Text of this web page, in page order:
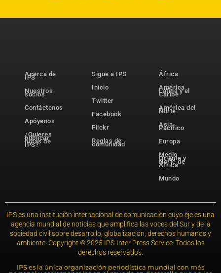
Acerca de
IPS
Nuestros
socios
Contáctenos
Apóyenos
¿Quieres
publicar
notas de
IPS?
Sigue a IPS
Inicio
Twitter
Facebook
Flickr
Reglas de
comunidad
África
América
Latina y el
Caribe
América del
Norte
Asia-
Pacífico
Europa
Medio
Oriente y
Norte de
África
Mundo
IPS es una institución internacional de comunicación cuyo eje es una
agencia mundial de noticias que amplifica las voces del Sur y de la
sociedad civil sobre desarrollo, globalización, derechos humanos y
ambiente. Copyright © 2025 IPS-Inter Press Service. Todos los
derechos reservados.
IPS es la única organización periodística mundial con más